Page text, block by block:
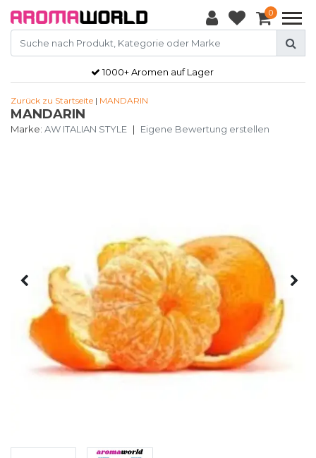
0
1000+ Aromen auf Lager
Zurück zu Startseite | MANDARIN
MANDARIN
Marke: AW ITALIAN STYLE | Eigene Bewertung erstellen